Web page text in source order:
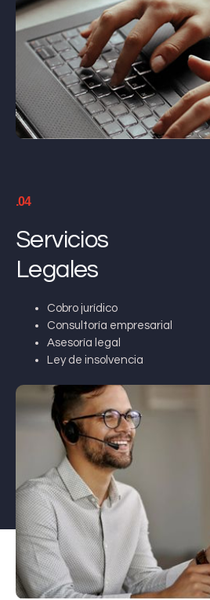
.04
Servicios
Legales
Cobro jurídico
Consultoría empresarial
Asesoría legal
Ley de insolvencia